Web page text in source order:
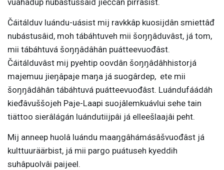
vuáhádup nubástussáid jieččân pirrâsist.
Čáitálduv luándu-uásist mij ravkkâp kuosijdân smiettâđ
nubástusâid, moh tábáhtuveh mii šoŋŋâduvâst, já tom,
mii tábáhtuvá šoŋŋâdâhân puátteevuođâst.
Čáitálduvâst mij pyehtip oovdân šoŋŋâdâhhistorjá
majemuu jieŋâpaje maŋa já suogârdep, ete mii
šoŋŋâdâhân tábáhtuvá puátteevuođâst. Luándufáádáh
kieđâvuššojeh Paje-Laapi suojâlemkuávlui sehe tain
tiättoo sierâlágán luándutiijpâi já elleešlaajâi peht.
Mij anneep huolâ luándu maaŋgâhámásâšvuođâst já
kulttuuräärbist, já mii pargo puátuseh kyeddih
suhâpuolvâi paijeel.